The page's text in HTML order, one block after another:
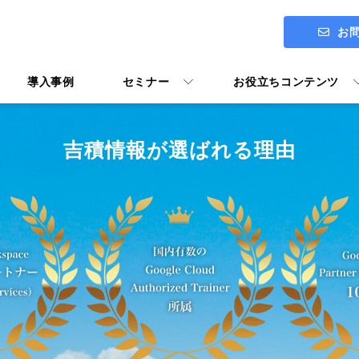
お
Google Workspace導入支
Google Workspace活用マ
ユーザー向けトレーニング
導入事例 セミナー お役立ちコンテンツ
吉積情報が選ばれる理由